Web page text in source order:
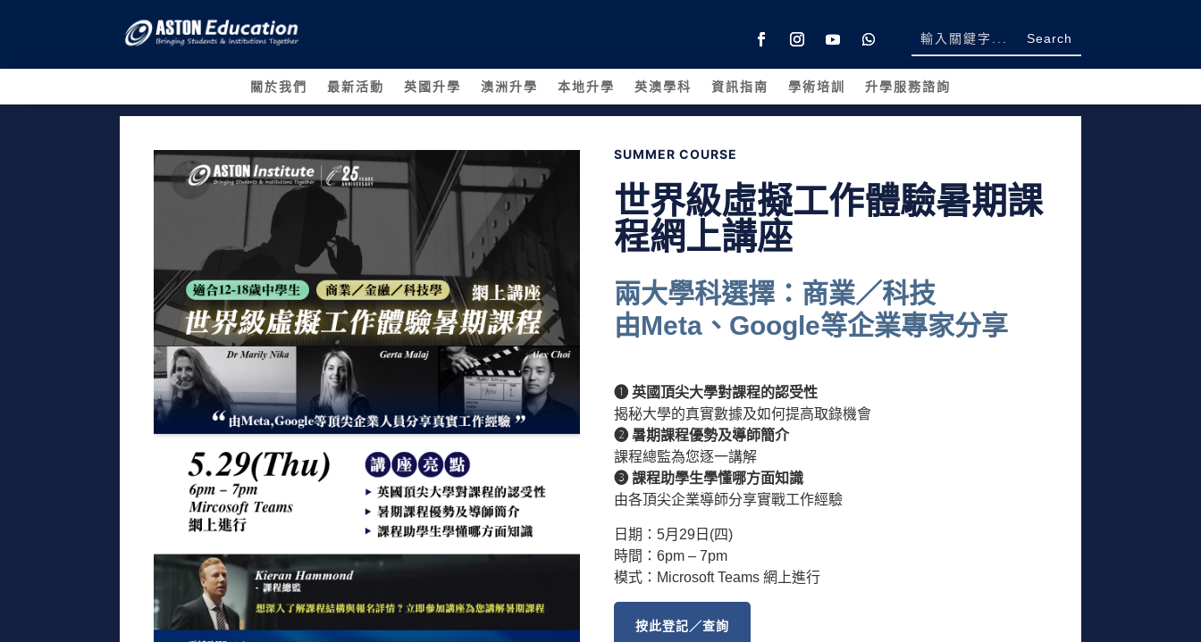
關於我們 最新活動 英國升學 澳洲升學 本地升學 英澳學科 資訊指南 學術培訓 升學服務諮詢
SUMMER COURSE
世界級虛擬工作體驗暑期課
程網上講座
兩大學科選擇：商業／科技
由Meta、Google等企業專家分享
➊ 英國頂尖大學對課程的認受性
揭秘大學的真實數據及如何提高取錄機會
➋ 暑期課程優勢及導師簡介
課程總監為您逐一講解
➌ 課程助學生學懂哪方面知識
由各頂尖企業導師分享實戰工作經驗
日期：5月29日(四)
時間：6pm – 7pm
模式： Microsoft Teams 網上進行
按此登記／查詢